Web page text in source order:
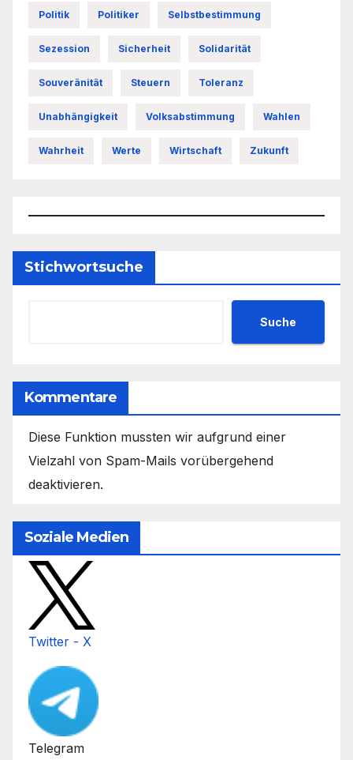
Politik Politiker Selbstbestimmung
Sezession Sicherheit Solidarität
Souveränität Steuern Toleranz
Unabhängigkeit Volksabstimmung Wahlen
Wahrheit Werte Wirtschaft Zukunft
Stichwortsuche
Suche
Kommentare
Diese Funktion mussten wir aufgrund einer
Vielzahl von Spam-Mails vorübergehend
deaktivieren.
Soziale Medien
Twitter - X
Telegram